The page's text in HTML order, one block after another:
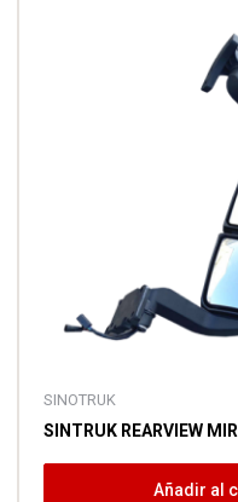
SINOTRUK
SINTRUK REARVIEW
Añadir al